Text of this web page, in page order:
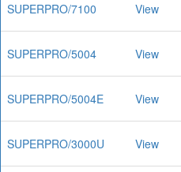
SUPERPRO/7100 View
SUPERPRO/5004 View
SUPERPRO/5004E View
SUPERPRO/3000U View